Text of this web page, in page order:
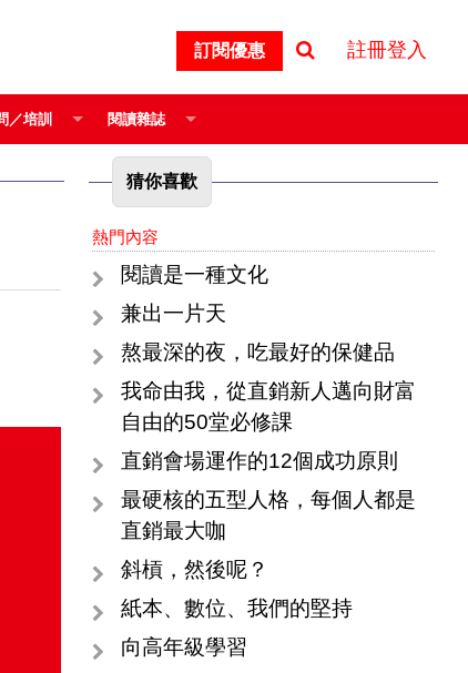
訂閱優惠 註冊登入
／培訓 閱讀雜誌
猜你喜歡
熱門內容
閱讀是一種文化
兼出一片天
熬最深的夜，吃最好的保健品
我命由我，從直銷新人邁向財富
自由的50堂必修課
直銷會場運作的12個成功原則
最硬核的五型人格，每個人都是
直銷最大咖
斜槓，然後呢？
紙本、數位、我們的堅持
向高年級學習